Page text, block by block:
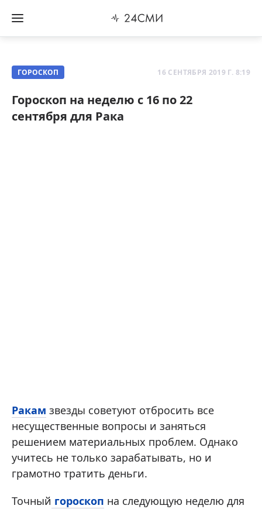
ГОРОСКОП 16 СЕНТЯБРЯ 2019 Г. 8:19
Гороскоп на неделю с 16 по 22
сентября для Рака
Ракам звезды советуют отбросить все
несущественные вопросы и заняться
решением материальных проблем. Однако
учитесь не только зарабатывать, но и
грамотно тратить деньги.
Точный гороскоп на следующую неделю для